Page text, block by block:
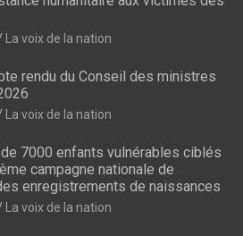
La voix de la nation
rendu du Conseil des ministres
La voix de la nation
7000 enfants vulnérables ciblés
campagne nationale de
enregistrements de naissances
La voix de la nation